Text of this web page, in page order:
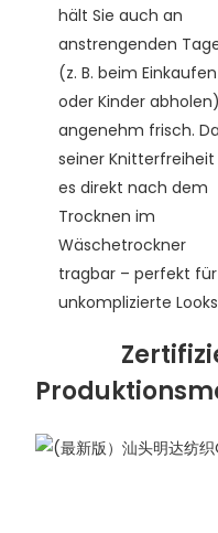
hält Sie auch an
anstrengenden
(z. B. beim Einkaufen
oder Kinder abholen)
angenehm frisch.
seiner Knitterfreiheit
es direkt nach dem
Trocknen im
Wäschetrockner
tragbar – perfekt für
unkomplizierte